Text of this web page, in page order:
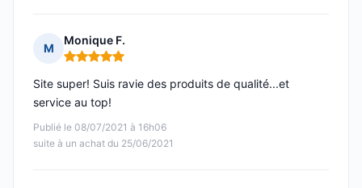
M
Monique F.
Note : 5 sur 5
Publié le 08/07/2021 à 16h06
suite à un achat du 25/06/2021
Site super! Suis ravie des produits de qualité...et
service au top!